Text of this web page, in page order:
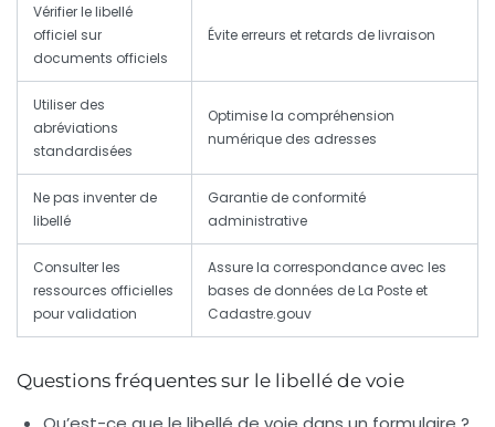
Vérifier le libellé
officiel sur
documents officiels
Évite erreurs et retards de livraison
Utiliser des
abréviations
standardisées
Optimise la compréhension
numérique des adresses
Ne pas inventer de
libellé
Garantie de conformité
administrative
Consulter les
ressources officielles
pour validation
Assure la correspondance avec les
bases de données de La Poste et
Cadastre.gouv
Questions fréquentes sur le libellé de voie